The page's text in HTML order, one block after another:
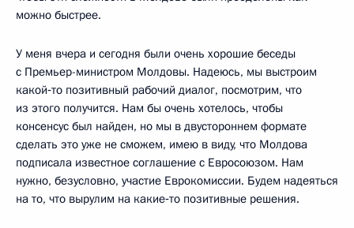
можно быстрее.
У меня вчера и сегодня были очень хорошие беседы
с Премьер-министром Молдовы. Надеюсь, мы выстроим
какой‑то позитивный рабочий диалог, посмотрим, что
из этого получится. Нам бы очень хотелось, чтобы
консенсус был найден, но мы в двустороннем формате
сделать это уже не сможем, имею в виду, что Молдова
подписала известное соглашение с Евросоюзом. Нам
нужно, безусловно, участие Еврокомиссии. Будем надеяться
на то, что вырулим на какие‑то позитивные решения.